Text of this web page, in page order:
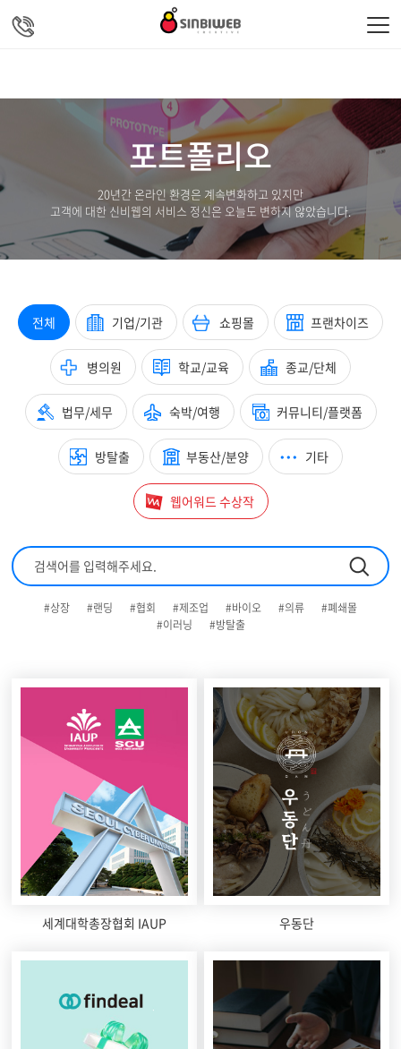
포트폴리오
20년간 온라인 환경은 계속변화하고 있지만
고객에 대한 신비웹의 서비스 정신은 오늘도 변하지 않았습니다.
전체 기업/기관 쇼핑몰 프랜차이즈
병의원 학교/교육 종교/단체
법무/세무 숙박/여행 커뮤니티/플랫폼
방탈출 부동산/분양 기타
웹어워드 수상작
#상장 #랜딩 #협회 #제조업 #바이오 #의류
#폐쇄몰
#이러닝
#방탈출
세계대학총장협회 IAUP 우동단